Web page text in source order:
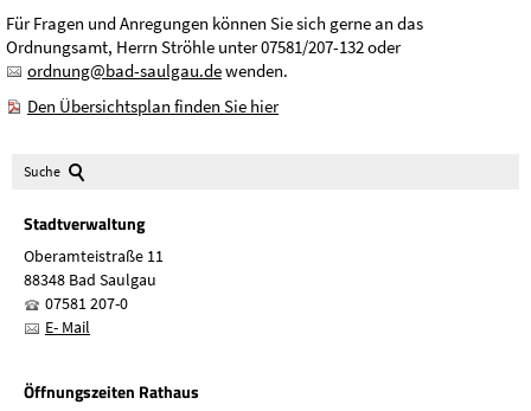
Für Fragen und Anregungen können Sie sich gerne an das
Ordnungsamt, Herrn Ströhle unter 07581/207-132 oder
ordnung@bad-saulgau.dewenden.
Den Übersichtsplan finden Sie hier
Suche
Stadtverwaltung
Oberamteistraße 11
88348 Bad Saulgau
07581 207-0
E- Mail
Öffnungszeiten Rathaus